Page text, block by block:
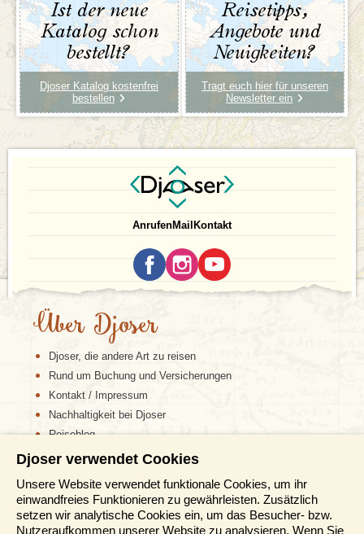
Ist der neue
Katalog schon
bestellt?
Djoser Katalog kostenfrei
bestellen
Reisetipps,
Angebote und
Neuigkeiten?
Tragt euch hier für unseren
Newsletter ein
AnrufenMail Kontakt
Über Djoser
Djoser, die andere Art zu reisen
Rund um Buchung und Versicherungen
Kontakt / Impressum
Nachhaltigkeit bei Djoser
Reiseblog
Informationen
Reisemessen
Häufig gestellte Fragen
Djoser verwendet Cookies
Unsere Website verwendet funktionale Cookies, um ihr
einwandfreies Funktionieren zu gewährleisten. Zusätzlich
setzen wir analytische Cookies ein, um das Besucher- bzw.
Nutzeraufkommen unserer Website zu analysieren. Wenn Sie